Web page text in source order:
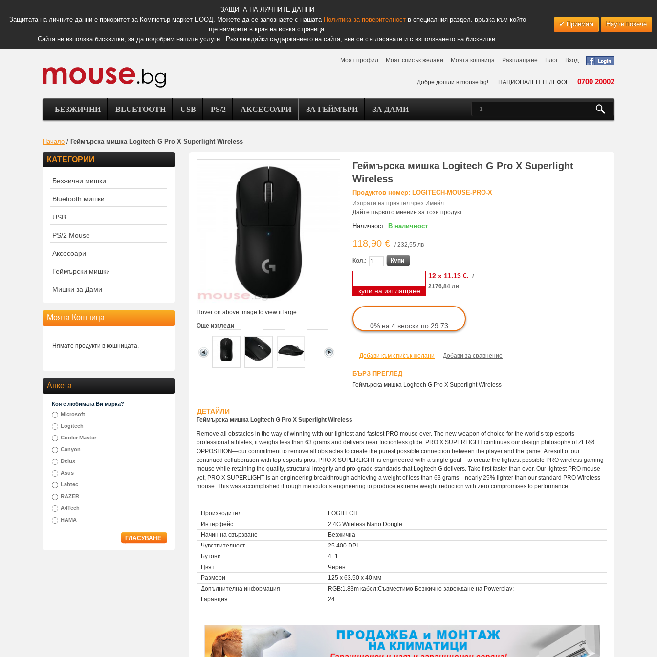
ЗАЩИТА НА ЛИЧНИТЕ ДАННИ
Защитата на личните данни е приоритет за Компютър маркет ЕООД. Можете да се запознаете с нашатаПолитика за поверителноств специалния раздел, връзка към който
ще намерите в края на всяка страница.
Сайта ни използва бисквитки, за да подобрим нашите услуги . Разглеждайки съдържанието на сайта, вие се съгласявате и с използването на бисквитки.
Приемам Научи повече
Моят профил Моят списък желани Моята кошница Разплащане Блог Вход
Добре дошли в mouse.bg! НАЦИОНАЛЕН ТЕЛЕФОН: 0700 20002
БЕЗЖИЧНИ BLUETOOTH USB PS/2 АКСЕСОАРИ ЗА ГЕЙМЪРИ ЗА ДАМИ
Начало / Геймърска мишка Logitech G Pro X Superlight Wireless
Hover on above image to view it large
Още изгледи
Геймърска мишка Logitech G Pro X Superlight
Wireless
Продуктов номер: LOGITECH-MOUSE-PRO-X
Изпрати на приятел чрез Имейл
Дайте първото мнение за този продукт
Наличност: В наличност
118,90 € / 232,55 лв
Кол.: Купи
купи на изплащане
12 x 11.13 €. /
2176,84 лв
0% на 4 вноски по 29.73
Добави към списък желани
| Добави за сравнение
БЪРЗ ПРЕГЛЕД
Геймърска мишка Logitech G Pro X Superlight Wireless
ДЕТАЙЛИ
Геймърска мишка Logitech G Pro X Superlight Wireless
Remove all obstacles in the way of winning with our lightest and fastest PRO mouse ever. The new weapon of choice for the world’s top esports
professional athletes, it weighs less than 63 grams and delivers near frictionless glide. PRO X SUPERLIGHT continues our design philosophy of ZERØ
OPPOSITION—our commitment to remove all obstacles to create the purest possible connection between the player and the game. A result of our
continued collaboration with top esports pros, PRO X SUPERLIGHT is engineered with a single goal—to create the lightest possible PRO wireless gaming
mouse while retaining the quality, structural integrity and pro-grade standards that Logitech G delivers. Take first faster than ever. Our lightest PRO mouse
yet, PRO X SUPERLIGHT is an engineering breakthrough achieving a weight of less than 63 grams—nearly 25% lighter than our standard PRO Wireless
mouse. This was accomplished through meticulous engineering to produce extreme weight reduction with zero compromises to performance.
Производител
LOGITECH
Интерфейс
2.4G Wireless Nano Dongle
Начин на свързване
Безжична
Чувствителност
25 400 DPI
Бутони
4+1
Цвят
Черен
Размери
125 x 63.50 x 40 мм
Допълнителна информация
RGB;1.83m кабел;Съвместимо Безжично зареждане на Powerplay;
Гаранция
24
КАТЕГОРИИ
Безжични мишки
Bluetooth мишки
USB
PS/2 Mouse
Аксесоари
Геймърски мишки
Мишки за Дами
Моята Кошница
Нямате продукти в кошницата.
Анкета
Коя е любимата Ви марка?
Microsoft
Logitech
Cooler Master
Canyon
Delux
Asus
Labtec
RAZER
A4Tech
HAMA
ГЛАСУВАНЕ